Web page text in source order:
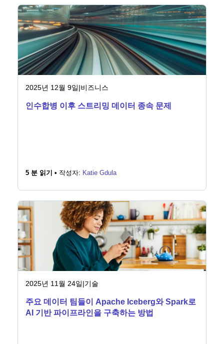
2025년 12월 9일|비즈니스
인수합병 이후 스트리밍 데이터 종속 문제
5 분 읽기 • 작성자: Katie Gdula
2025년 11월 24일|기술
주요 데이터 팀들이 Apache Iceberg와 Spark로
AI 기반 파이프라인을 구축하는 방법